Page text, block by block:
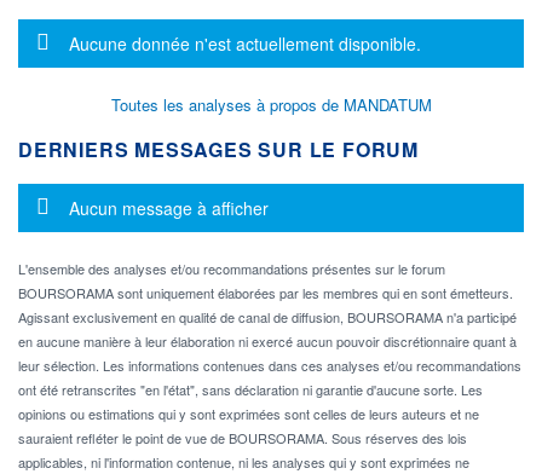
Message d'information
Aucune donnée n'est actuellement disponible.
Toutes les analyses à propos de MANDATUM
DERNIERS MESSAGES SUR LE FORUM
Message d'information
Aucun message à afficher
L'ensemble des analyses et/ou recommandations présentes sur le forum
BOURSORAMA sont uniquement élaborées par les membres qui en sont émetteurs.
Agissant exclusivement en qualité de canal de diffusion, BOURSORAMA n'a participé
en aucune manière à leur élaboration ni exercé aucun pouvoir discrétionnaire quant à
leur sélection. Les informations contenues dans ces analyses et/ou recommandations
ont été retranscrites "en l'état", sans déclaration ni garantie d'aucune sorte. Les
opinions ou estimations qui y sont exprimées sont celles de leurs auteurs et ne
sauraient refléter le point de vue de BOURSORAMA. Sous réserves des lois
applicables, ni l'information contenue, ni les analyses qui y sont exprimées ne